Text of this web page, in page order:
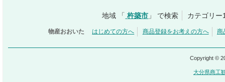
地域 「 杵築市 」 で検索 カテゴリー
物産おおいた はじめての方へ 商品登録をお考えの方へ 商
Copyright ©
大分県商工